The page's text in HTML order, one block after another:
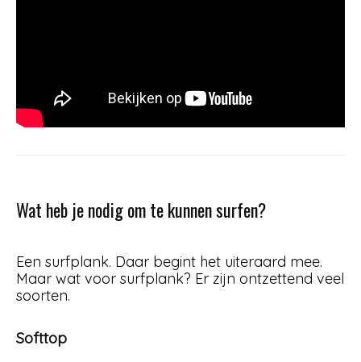
Wat heb je nodig om te kunnen surfen?
Een surfplank. Daar begint het uiteraard mee.
Maar wat voor surfplank? Er zijn ontzettend veel
soorten.
Softtop